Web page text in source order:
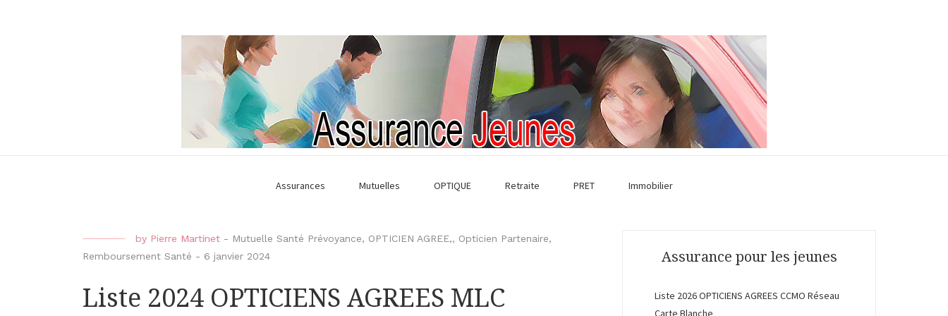
Assurances Mutuelles OPTIQUE Retraite PRET Immobilier
by Pierre Martinet - Mutuelle Santé Prévoyance, OPTICIEN AGREE,, Opticien Partenaire,
Remboursement Santé - 6 janvier 2024
Liste 2024 OPTICIENS AGREES MLC
Assurance pour les jeunes
Liste 2026 OPTICIENS AGREES CCMO Réseau
Carte Blanche